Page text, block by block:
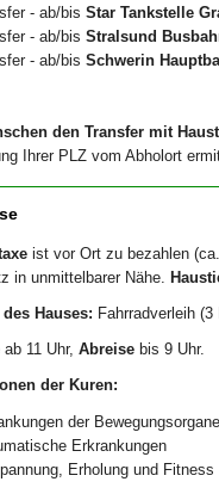
- ab/bis Star Tankstelle
- ab/bis Stralsund
- ab/bis Schwerin
den Transfer mit
Ihrer PLZ vom Abholort
ist vor Ort zu bezahlen
in unmittelbarer Nähe.
Hauses: Fahrradverleih
ab 11 Uhr, Abreise bis 9 Uhr.
der Kuren:
der Bewegungsorgane
Erkrankungen
Erholung und Fitness